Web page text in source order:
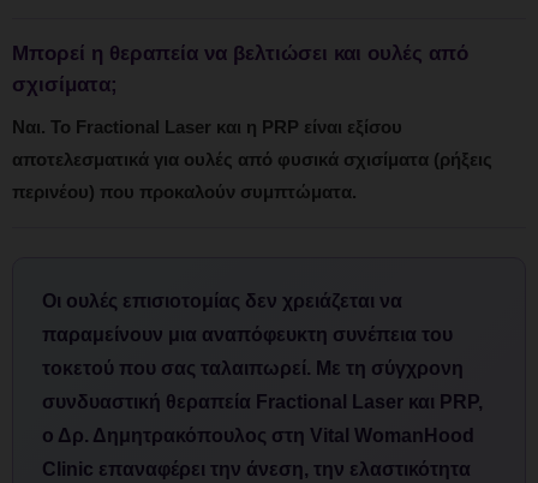
Μπορεί η θεραπεία να βελτιώσει και ουλές από
σχισίματα;
Ναι. Το Fractional Laser και η PRP είναι εξίσου
αποτελεσματικά για ουλές από φυσικά σχισίματα (ρήξεις
περινέου) που προκαλούν συμπτώματα.
Οι ουλές επισιοτομίας δεν χρειάζεται να
παραμείνουν μια αναπόφευκτη συνέπεια του
τοκετού που σας ταλαιπωρεί. Με τη σύγχρονη
συνδυαστική θεραπεία Fractional Laser και PRP,
ο Δρ. Δημητρακόπουλος στη Vital WomanHood
Clinic επαναφέρει την άνεση, την ελαστικότητα